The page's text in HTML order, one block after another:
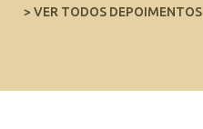
> VER TODOS DEPOIMENTOS